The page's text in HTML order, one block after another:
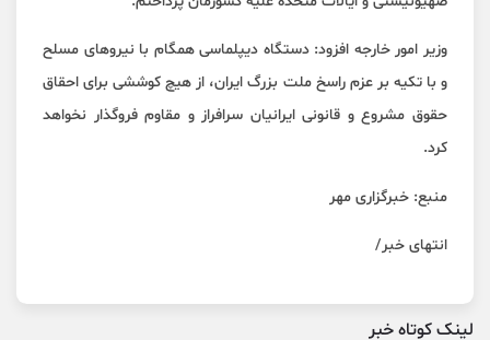
وزیر امور خارجه افزود: دستگاه دیپلماسی همگام با نیروهای مسلح
و با تکیه بر عزم راسخ ملت بزرگ ایران، از هیچ کوششی برای احقاق
حقوق مشروع و قانونی ایرانیان سرافراز و مقاوم فروگذار نخواهد
کرد.
منبع: خبرگزاری مهر
انتهای خبر/
لینک کوتاه خبر